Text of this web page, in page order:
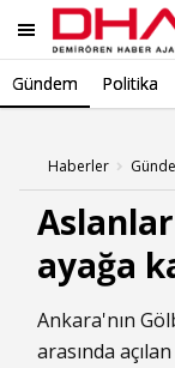
Gündem Politika
Haberler
ayağa
Ankara'nın
arasında